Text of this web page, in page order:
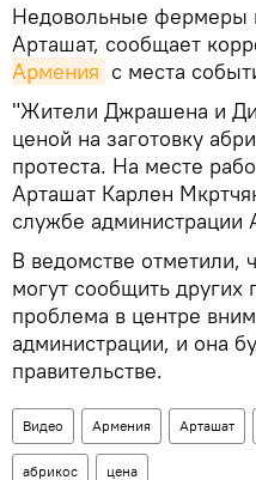
Недовольные фермеры
Арташат, сообщает
Армения с места
"Жители Джрашена и
ценой на заготовку
протеста. На месте
Арташат Карлен
службе администрации
В ведомстве отметили,
могут сообщить других
проблема в центре
администрации, и она
правительстве.
Видео Армения Арташат
абрикос цена